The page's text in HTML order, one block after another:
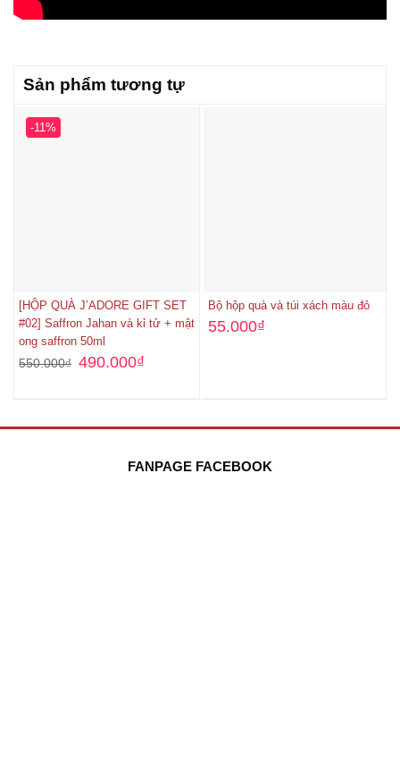
Sản phẩm tương tự
-11%
[HỘP QUÀ J’ADORE GIFT SET
#02] Saffron Jahan và kỉ tử + mật
ong saffron 50ml
550.000₫ 490.000₫
Bộ hộp quà và túi xách màu đỏ
55.000₫
FANPAGE FACEBOOK